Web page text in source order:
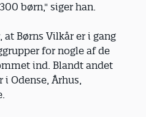
børn," siger han.
at Børns Vilkår er i gang
for nogle af de
ind. Blandt andet
Odense, Århus,